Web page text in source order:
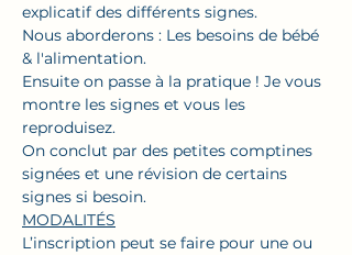
explicatif des différents signes.
Nous aborderons : Les besoins de bébé
& l'alimentation.
Ensuite on passe à la pratique ! Je vous
montre les signes et vous les
reproduisez.
On conclut par des petites comptines
signées et une révision de certains
signes si besoin.
MODALITÉS
L’inscription peut se faire pour une ou